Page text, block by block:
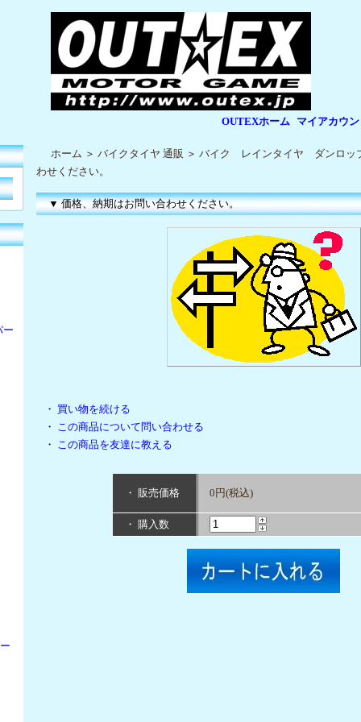
OUTEXホーム マイアカウ
ー
ホーム ＞ バイクタイヤ 通販 ＞ バイク レインタイヤ ダンロッ
わせください。
▼ 価格、納期はお問い合わせください。
・ 買い物を続ける
・ この商品について問い合わせる
・ この商品を友達に教える
・ 販売価格 0円(税込)
・ 購入数